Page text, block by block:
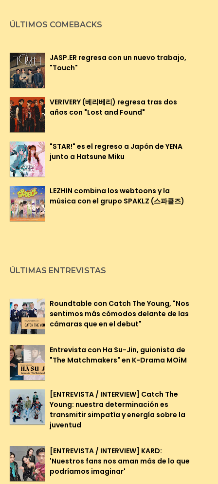
ÚLTIMOS COMEBACKS
JASP.ER regresa con un nuevo trabajo,
"Touch"
VERIVERY (베리베리) regresa tras dos
años con "Lost and Found"
"STAR!" es el regreso a Japón de YENA
junto a Hatsune Miku
LEZHIN combina los webtoons y la
música con el grupo SPAKLZ (스파클즈)
ÚLTIMAS ENTREVISTAS
Roundtable con Catch The Young, "Nos
sentimos más cómodos delante de las
cámaras que en el debut"
Entrevista con Ha Su-Jin, guionista de
"The Matchmakers" en K-Drama MOiM
[ENTREVISTA / INTERVIEW] Catch The
Young: nuestra determinación es
transmitir simpatía y energía sobre la
juventud
[ENTREVISTA / INTERVIEW] KARD:
'Nuestros fans nos aman más de lo que
podríamos imaginar'